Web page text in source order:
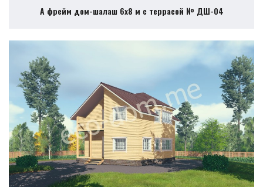
А фрейм дом-шалаш 6х8 м с террасой № ДШ-04